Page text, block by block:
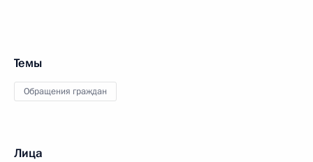
Темы
Обращения граждан
Лица